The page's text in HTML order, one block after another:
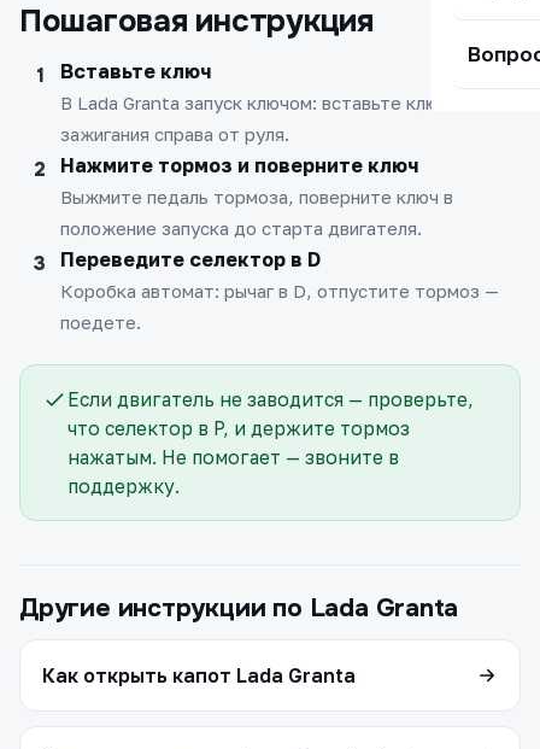
Пошаговая инструкция
Вставьте ключ
В Lada Granta запуск ключом: вставьте ключ в замок
зажигания справа от руля.
Нажмите тормоз и поверните ключ
Выжмите педаль тормоза, поверните ключ в
положение запуска до старта двигателя.
Переведите селектор в D
Коробка автомат: рычаг в D, отпустите тормоз —
поедете.
Если двигатель не заводится — проверьте,
что селектор в P, и держите тормоз
нажатым. Не помогает — звоните в
поддержку.
Другие инструкции по Lada Granta
Как открыть капот Lada Granta